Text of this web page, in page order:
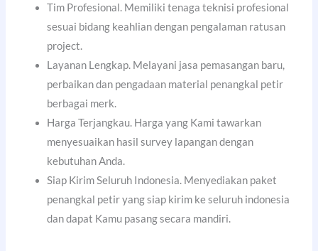
Tim Profesional. Memiliki tenaga teknisi profesional
sesuai bidang keahlian dengan pengalaman ratusan
project.
Layanan Lengkap. Melayani jasa pemasangan baru,
perbaikan dan pengadaan material penangkal petir
berbagai merk.
Harga Terjangkau. Harga yang Kami tawarkan
menyesuaikan hasil survey lapangan dengan
kebutuhan Anda.
Siap Kirim Seluruh Indonesia. Menyediakan paket
penangkal petir yang siap kirim ke seluruh indonesia
dan dapat Kamu pasang secara mandiri.